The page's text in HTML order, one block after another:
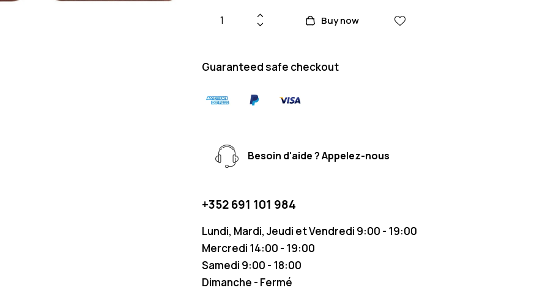
Buy now
Guaranteed safe checkout
Besoin d'aide ? Appelez-nous
+352 691 101 984
Lundi, Mardi, Jeudi et Vendredi 9:00 - 19:00
Mercredi 14:00 - 19:00
Samedi 9:00 - 18:00
Dimanche - Fermé